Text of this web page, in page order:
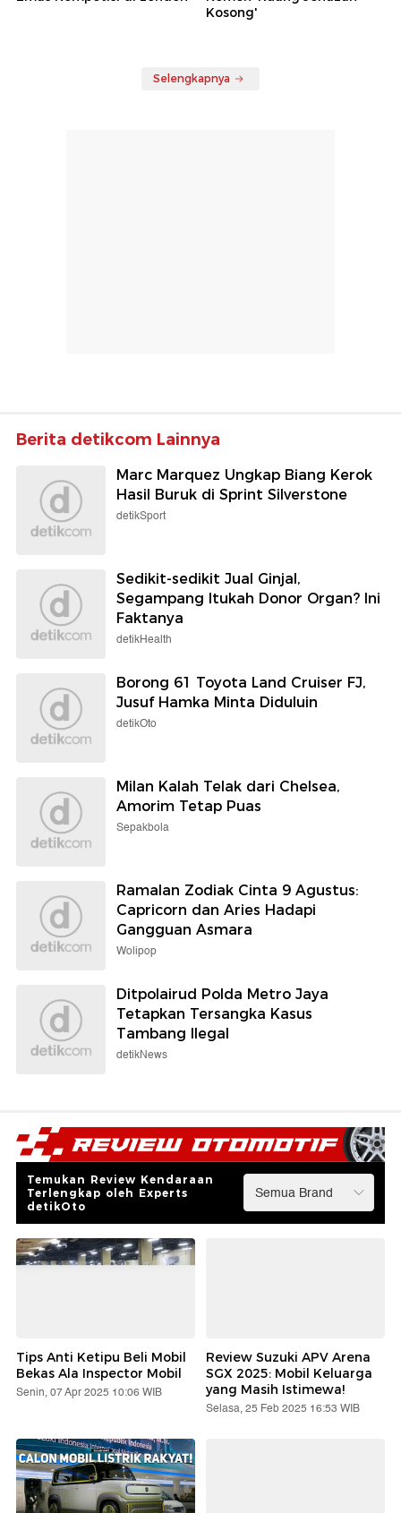
Kosong'
Selengkapnya
Berita detikcom Lainnya
Marc Marquez Ungkap Biang Kerok
Hasil Buruk di Sprint Silverstone
detikSport
Sedikit-sedikit Jual Ginjal,
Segampang Itukah Donor Organ? Ini
Faktanya
detikHealth
Borong 61 Toyota Land Cruiser FJ,
Jusuf Hamka Minta Diduluin
detikOto
Milan Kalah Telak dari Chelsea,
Amorim Tetap Puas
Sepakbola
Ramalan Zodiak Cinta 9 Agustus:
Capricorn dan Aries Hadapi
Gangguan Asmara
Wolipop
Ditpolairud Polda Metro Jaya
Tetapkan Tersangka Kasus
Tambang Ilegal
detikNews
Temukan Review Kendaraan
Terlengkap oleh Experts
detikOto
Tips Anti Ketipu Beli Mobil
Bekas Ala Inspector Mobil
Senin, 07 Apr 2025 10:06 WIB
Review Suzuki APV Arena
SGX 2025: Mobil Keluarga
yang Masih Istimewa!
Selasa, 25 Feb 2025 16:53 WIB